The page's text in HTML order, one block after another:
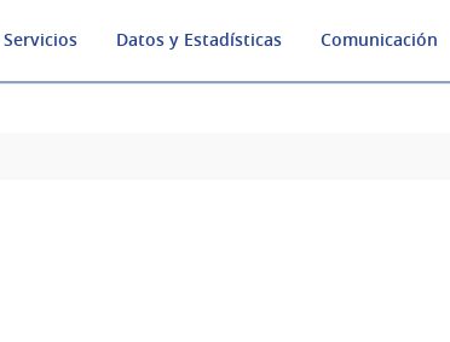
Datos y Estadísticas Comunicación